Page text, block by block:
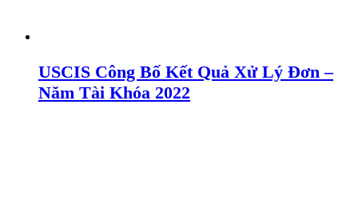
USCIS Công Bố Kết Quả Xử Lý Đơn –
Năm Tài Khóa 2022